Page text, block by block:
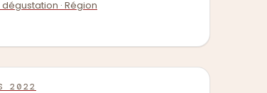
· Région
2022